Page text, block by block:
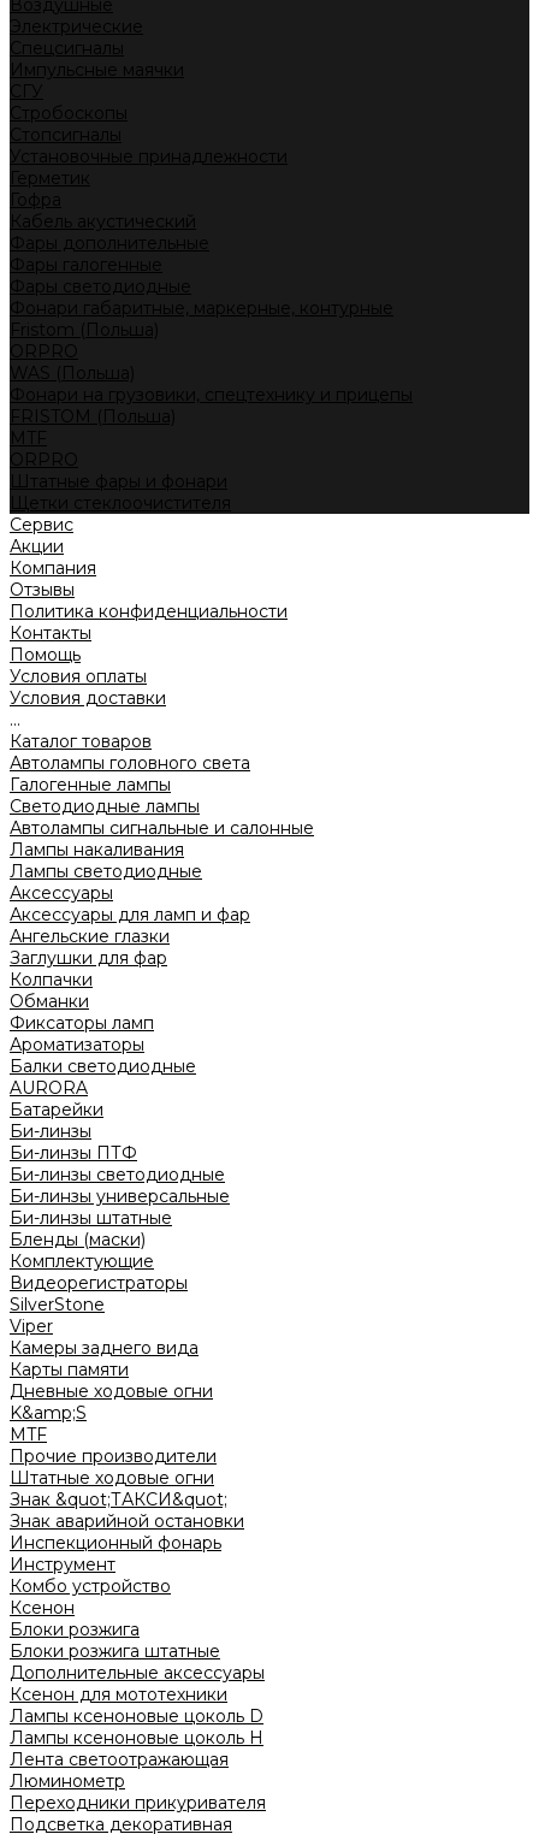
Воздушные
Электрические
Спецсигналы
Импульсные маячки
СГУ
Стробоскопы
Стопсигналы
Установочные принадлежности
Герметик
Гофра
Кабель акустический
Фары дополнительные
Фары галогенные
Фары светодиодные
Фонари габаритные, маркерные, контурные
Fristom (Польша)
ORPRO
WAS (Польша)
Фонари на грузовики, спецтехнику и прицепы
FRISTOM (Польша)
MTF
ORPRO
Штатные фары и фонари
Щетки стеклоочистителя
Сервис
Акции
Компания
Отзывы
Политика конфиденциальности
Контакты
Помощь
Условия оплаты
Условия доставки
...
Каталог товаров
Автолампы головного света
Галогенные лампы
Светодиодные лампы
Автолампы сигнальные и салонные
Лампы накаливания
Лампы светодиодные
Аксессуары
Аксессуары для ламп и фар
Ангельские глазки
Заглушки для фар
Колпачки
Обманки
Фиксаторы ламп
Ароматизаторы
Балки светодиодные
AURORA
Батарейки
Би-линзы
Би-линзы ПТФ
Би-линзы светодиодные
Би-линзы универсальные
Би-линзы штатные
Бленды (маски)
Комплектующие
Видеорегистраторы
SilverStone
Viper
Камеры заднего вида
Карты памяти
Дневные ходовые огни
K&amp;S
MTF
Прочие производители
Штатные ходовые огни
Знак &quot;ТАКСИ&quot;
Знак аварийной остановки
Инспекционный фонарь
Инструмент
Комбо устройство
Ксенон
Блоки розжига
Блоки розжига штатные
Дополнительные аксессуары
Ксенон для мототехники
Лампы ксеноновые цоколь D
Лампы ксеноновые цоколь H
Лента светоотражающая
Люминометр
Переходники прикуривателя
Подсветка декоративная